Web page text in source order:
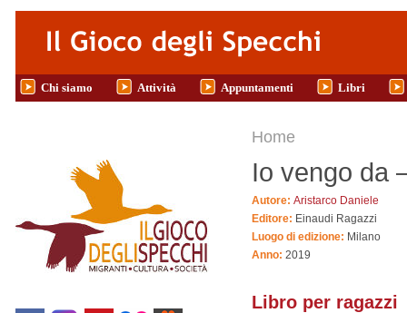
Salta al contenuto principale
Chi siamo Attività Appuntamenti Libri
Tu sei qui
Home
Io vengo da
Autore: Aristarco Daniele
Editore: Einaudi Ragazzi
Luogo di edizione: Milano
Anno: 2019
Libro per ragazzi